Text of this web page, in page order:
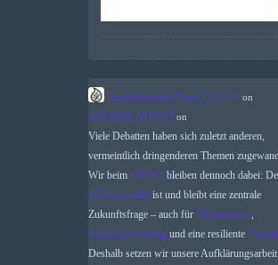
Bundesverband Smart City e.V. on
26.2.2026, 08:09:25 on
Viele Debatten haben sich zuletzt anderen,
vermeintlich dringenderen Themen
Wir beim #BVSC bleiben dennoch dabei:
#Klimawandel ist und bleibt eine zentrale
Zukunftsfrage – auch für #Kommunen
#Stadtentwicklung und eine resiliente #
Deshalb setzen wir unsere